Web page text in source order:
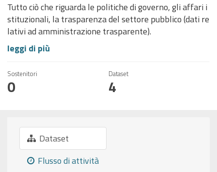
Tutto ciò che riguarda le politiche di governo, gli affari i
stituzionali, la trasparenza del settore pubblico (dati re
lativi ad amministrazione trasparente).
leggi di più
Sostenitori
0
Dataset
4
Dataset
Flusso di attività